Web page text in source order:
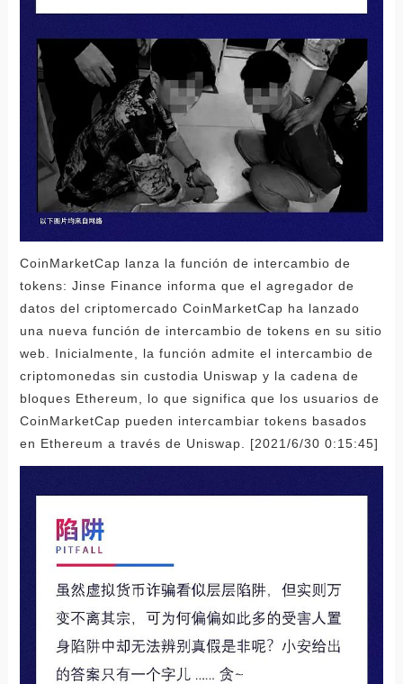
CoinMarketCap lanza la función de intercambio de
tokens: Jinse Finance informa que el agregador de
datos del criptomercado CoinMarketCap ha lanzado
una nueva función de intercambio de tokens en su sitio
web. Inicialmente, la función admite el intercambio de
criptomonedas sin custodia Uniswap y la cadena de
bloques Ethereum, lo que significa que los usuarios de
CoinMarketCap pueden intercambiar tokens basados ​​
en Ethereum a través de Uniswap. [2021/6/30 0:15:45]